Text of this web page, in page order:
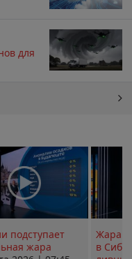
для
подступает
жара
Жара в
в